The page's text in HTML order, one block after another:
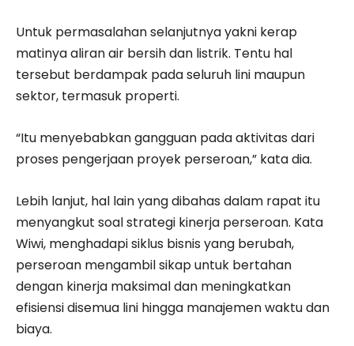
Untuk permasalahan selanjutnya yakni kerap
matinya aliran air bersih dan listrik. Tentu hal
tersebut berdampak pada seluruh lini maupun
sektor, termasuk properti.
“Itu menyebabkan gangguan pada aktivitas dari
proses pengerjaan proyek perseroan,” kata dia.
Lebih lanjut, hal lain yang dibahas dalam rapat itu
menyangkut soal strategi kinerja perseroan. Kata
Wiwi, menghadapi siklus bisnis yang berubah,
perseroan mengambil sikap untuk bertahan
dengan kinerja maksimal dan meningkatkan
efisiensi disemua lini hingga manajemen waktu dan
biaya.